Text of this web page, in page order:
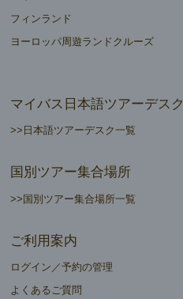
フィンランド
ヨーロッパ周遊ランドクルーズ
マイバス日本語ツアーデスク
>>日本語ツアーデスク一覧
国別ツアー集合場所
>>国別ツアー集合場所一覧
ご利用案内
ログイン／予約の管理
よくあるご質問